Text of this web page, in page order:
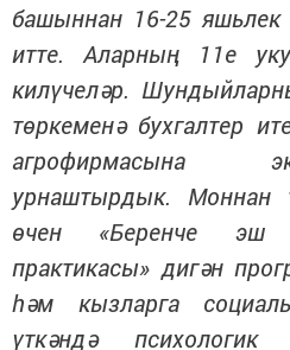
башыннан 16-25
итте. Аларның 11е
килүчеләр.
төркеменә бухгалтер
агрофирмасына
урнаштырдык. Моннан
өчен «Беренче эш
практикасы» дигән
һәм кызларга
үткәндә